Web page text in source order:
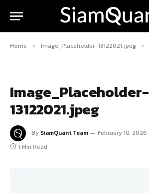
Home » Image_Placeholder-13122021.jpeg »
Image_Placeholder-
13122021.jpeg
By SiamQuant Team February 10, 2026
1 Min Read